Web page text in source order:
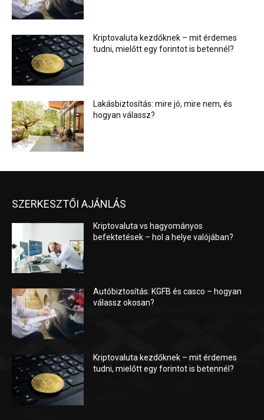
Kriptovaluta kezdőknek – mit érdemes
tudni, mielőtt egy forintot is betennél?
Lakásbiztosítás: mire jó, mire nem, és
hogyan válassz?
SZERKESZTŐI AJÁNLÁS
Kriptovaluta vs hagyományos
befektetések – hol a helye valójában?
Autóbiztosítás: KGFB és casco – hogyan
válassz okosan?
Kriptovaluta kezdőknek – mit érdemes
tudni, mielőtt egy forintot is betennél?